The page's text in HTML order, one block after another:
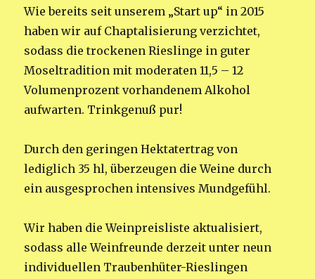
Wie bereits seit unserem „Start up“ in 2015
haben wir auf Chaptalisierung verzichtet,
sodass die trockenen Rieslinge in guter
Moseltradition mit moderaten 11,5 – 12
Volumenprozent vorhandenem Alkohol
aufwarten. Trinkgenuß pur!
Durch den geringen Hektatertrag von
lediglich 35 hl, überzeugen die Weine durch
ein ausgesprochen intensives Mundgefühl.
Wir haben die Weinpreisliste aktualisiert,
sodass alle Weinfreunde derzeit unter neun
individuellen Traubenhüter-Rieslingen